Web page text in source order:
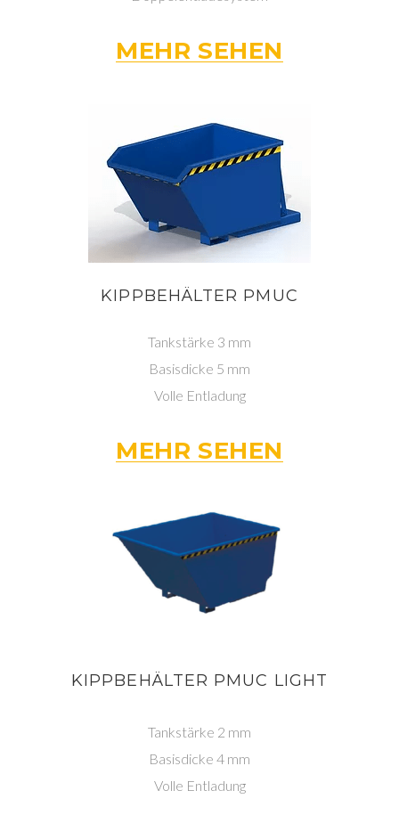
MEHR SEHEN
KIPPBEHÄLTER PMUC
Tankstärke 3 mm
Basisdicke 5 mm
Volle Entladung
MEHR SEHEN
KIPPBEHÄLTER PMUC LIGHT
Tankstärke 2 mm
Basisdicke 4 mm
Volle Entladung